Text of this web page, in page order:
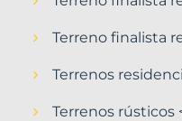
Terreno finalista
Terrenos
Terrenos rústicos